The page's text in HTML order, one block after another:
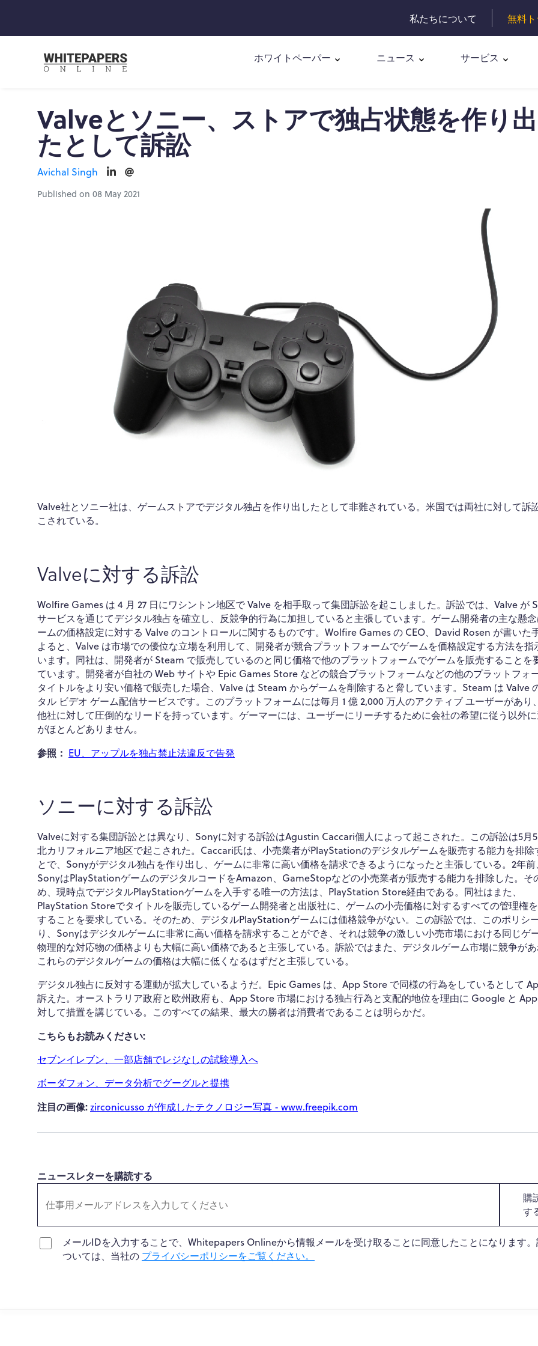
私たちについて 無料
ホワイトペーパー ニュース サービス
Valveとソニー、ストアで独占状態を作り
たとして訴訟
Avichal Singh
Published on 08 May 2021
Valve社とソニー社は、ゲームストアでデジタル独占を作り出したとして非難されている。米国では両社に対して訴
こされている。
Valveに対する訴訟
Wolfire Games は 4 月 27 日にワシントン地区で Valve を相手取って集団訴訟を起こしました。訴訟では、Valve が
サービスを通じてデジタル独占を確立し、反競争的行為に加担していると主張しています。ゲーム開発者の主な懸
ームの価格設定に対する Valve のコントロールに関するものです。Wolfire Games の CEO、David Rosen が書いた
よると、Valve は市場での優位な立場を利用して、開発者が競合プラットフォームでゲームを価格設定する方法を指
います。同社は、開発者が Steam で販売しているのと同じ価格で他のプラットフォームでゲームを販売することを
ています。開発者が自社の Web サイトや Epic Games Store などの競合プラットフォームなどの他のプラットフォ
タイトルをより安い価格で販売した場合、Valve は Steam からゲームを削除すると脅しています。Steam は Valve
タル ビデオ ゲーム配信サービスです。このプラットフォームには毎月 1 億 2,000 万人のアクティブ ユーザーがあり
他社に対して圧倒的なリードを持っています。ゲーマーには、ユーザーにリーチするために会社の希望に従う以外
がほとんどありません。
参照： EU、アップルを独占禁止法違反で告発
ソニーに対する訴訟
Valveに対する集団訴訟とは異なり、Sonyに対する訴訟はAgustin Caccari個人によって起こされた。この訴訟は5月
北カリフォルニア地区で起こされた。Caccari氏は、小売業者がPlayStationのデジタルゲームを販売する能力を排除
とで、Sonyがデジタル独占を作り出し、ゲームに非常に高い価格を請求できるようになったと主張している。2年前
SonyはPlayStationゲームのデジタルコードをAmazon、GameStopなどの小売業者が販売する能力を排除した。そ
め、現時点でデジタルPlayStationゲームを入手する唯一の方法は、PlayStation Store経由である。同社はまた、
PlayStation Storeでタイトルを販売しているゲーム開発者と出版社に、ゲームの小売価格に対するすべての管理権
することを要求している。そのため、デジタルPlayStationゲームには価格競争がない。この訴訟では、このポリシ
り、Sonyはデジタルゲームに非常に高い価格を請求することができ、それは競争の激しい小売市場における同じゲ
物理的な対応物の価格よりも大幅に高い価格であると主張している。訴訟ではまた、デジタルゲーム市場に競争が
これらのデジタルゲームの価格は大幅に低くなるはずだと主張している。
デジタル独占に反対する運動が拡大しているようだ。Epic Games は、App Store で同様の行為をしているとして
訴えた。オーストラリア政府と欧州政府も、App Store 市場における独占行為と支配的地位を理由に Google と
対して措置を講じている。このすべての結果、最大の勝者は消費者であることは明らかだ。
こちらもお読みください:
セブンイレブン、一部店舗でレジなしの試験導入へ
ボーダフォン、データ分析でグーグルと提携
注目の画像:zirconicusso が作成したテクノロジー写真 - www.freepik.com
ニュースレターを購読する
購
す
メールIDを入力することで、Whitepapers Onlineから情報メールを受け取ることに同意したことになります
ついては、当社の プライバシーポリシーをご覧ください。